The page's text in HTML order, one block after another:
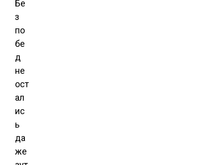
Бе
з
по
бе
д
не
ост
ал
ис
ь
да
же